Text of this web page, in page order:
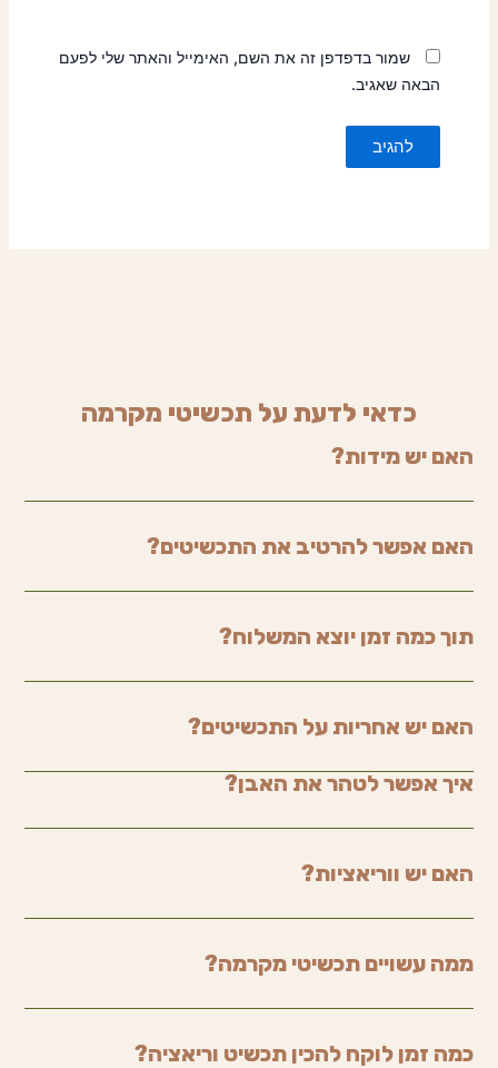
שמור בדפדפן זה את השם, האימייל והאתר שלי לפעם
הבאה שאגיב.
כדאי לדעת על תכשיטי מקרמה
האם יש מידות?
האם אפשר להרטיב את התכשיטים?
תוך כמה זמן יוצא המשלוח?
האם יש אחריות על התכשיטים?
איך אפשר לטהר את האבן?
האם יש ווריאציות?
ממה עשויים תכשיטי מקרמה?
כמה זמן לוקח להכין תכשיט וריאציה?